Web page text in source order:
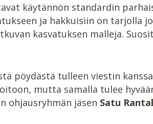
käytännön standardin
ja hakkuisiin on tarjolla
kasvatuksen malleja.
pöydästä tulleen viestin
mutta samalla tulee
ohjausryhmän jäsen Satu